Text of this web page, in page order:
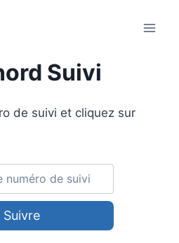
Suivi
de suivi et cliquez sur
Suivre